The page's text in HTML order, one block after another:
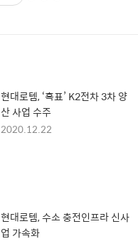
현대로템, ‘흑표’ K2전차 3차 양
산 사업 수주
2020.12.22
현대로템, 수소 충전인프라 신사
업 가속화